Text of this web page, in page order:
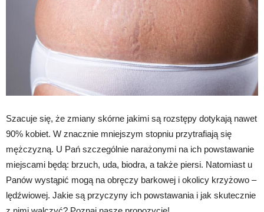
Szacuje się, że zmiany skórne jakimi są rozstępy dotykają nawet
90% kobiet. W znacznie mniejszym stopniu przytrafiają się
mężczyzną. U Pań szczególnie narażonymi na ich powstawanie
miejscami będą: brzuch, uda, biodra, a także piersi. Natomiast u
Panów wystąpić mogą na obręczy barkowej i okolicy krzyżowo –
lędźwiowej. Jakie są przyczyny ich powstawania i jak skutecznie